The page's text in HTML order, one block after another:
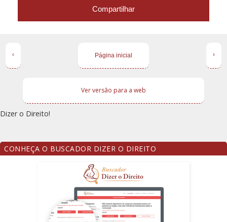
Compartilhar
‹ ›
Página inicial
Ver versão para a web
Dizer o Direito!
CONHEÇA O BUSCADOR DIZER O DIREITO